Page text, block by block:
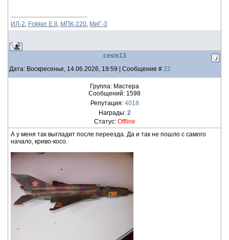
ИЛ-2, Fokker E.II , МПК-220, МиГ-3
cesis13
Дата: Воскресенье, 14.06.2026, 19:59 | Сообщение # 22
Группа: Мастера
Сообщений: 1598
Репутация: 4018
Награды: 2
Статус: Offline
А у меня так выгладит после переезда. Да и так не пошло с самого
начало, криво-косо.